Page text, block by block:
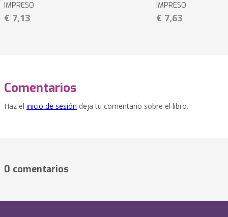
IMPRESO
€ 7,13
IMPRESO
€ 7,63
Comentarios
Haz el inicio de sesión deja tu comentario sobre el libro.
0 comentarios